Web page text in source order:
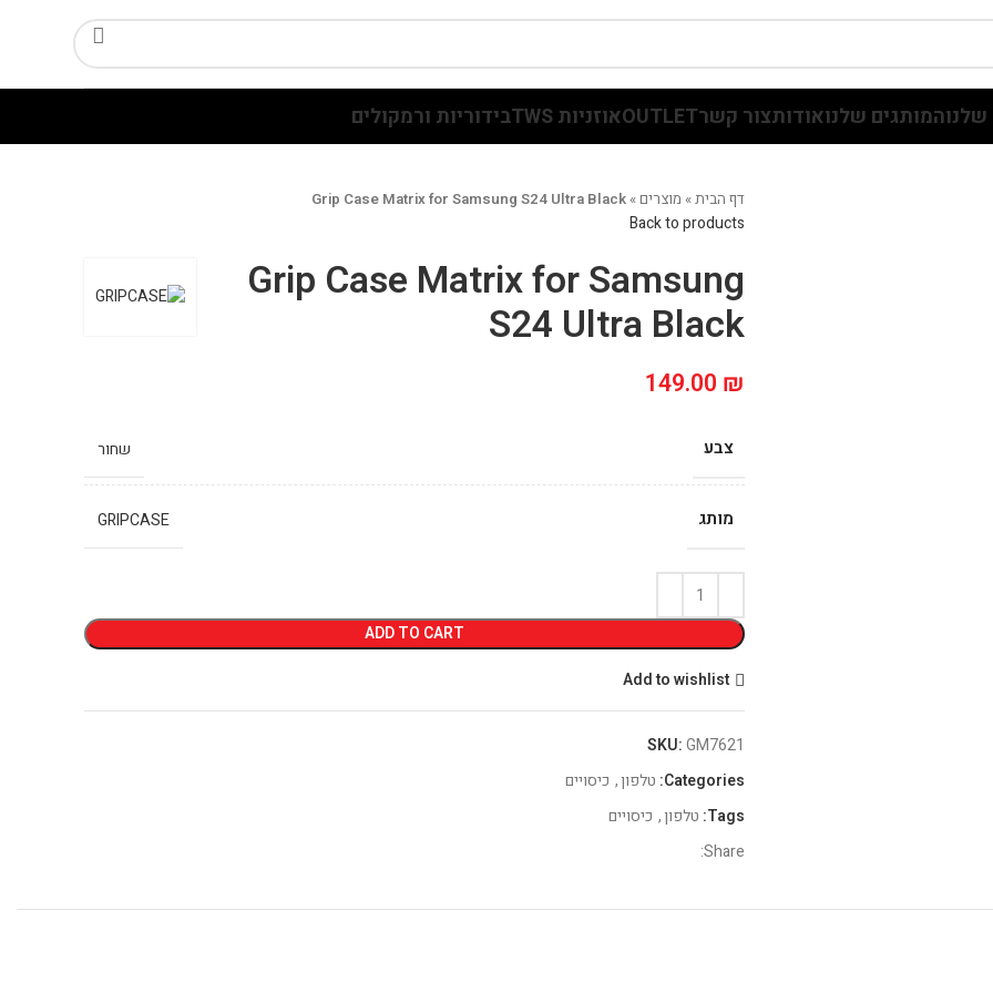
המותגים שלנואודותצור קשרOUTLETאוזניות TWS בידוריות ורמקולים
דף הבית» מוצרים»
Grip Case Matrix for Samsung S24 Ultra Black
Back to products
Grip Case Matrix for Samsung
S24 Ultra Black
149.00 ₪
צבע שחור
מותג GRIPCASE
ADD TO CART
Add to wishlist
SKU:GM7621
Categories: טלפון, כיסויים
Tags: טלפון, כיסויים
Share: